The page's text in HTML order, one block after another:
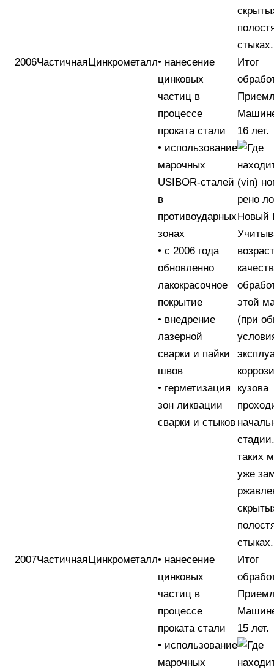
стыках.
2006ЧастичнаяЦинкрометалл• нанесение
цинковых
частиц в
процессе
проката стали
• использование
марочных
USIBOR-сталей
в
противоударных
зонах
• c 2006 года
обновленно
лакокрасочное
покрытие
• внедрение
лазерной
сварки и пайки
швов
• герметизация
зон ликвации
сварки и стыков
Итог
16 лет.
этой
(при
кузова
таких
уже
стыках.
2007ЧастичнаяЦинкрометалл• нанесение
цинковых
частиц в
процессе
проката стали
• использование
марочных
Итог
15 лет.